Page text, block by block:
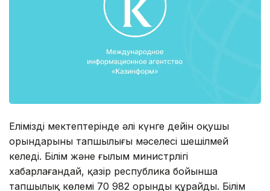
Еліміздің мектептерінде әлі күнге дейін оқушы
орындарының тапшылығы мәселесі шешілмей
келеді. Білім және ғылым министрлігі
хабарлағандай, қазір республика бойынша
тапшылық көлемі 70 982 орынды құрайды. Білім